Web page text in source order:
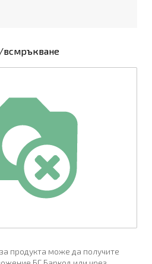
продукта може да получите